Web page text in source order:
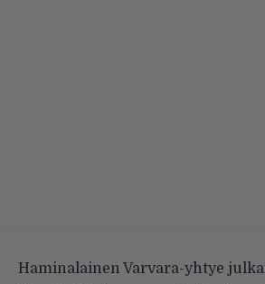
Haminalainen Varvara-yhtye